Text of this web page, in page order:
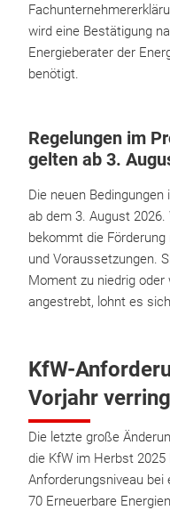
wird eine Bestätigung
Energieberater der
benötigt.
Regelungen im
gelten ab 3.
Die neuen
ab dem 3. August
bekommt die
und Voraussetzungen.
Moment zu niedrig
angestrebt, lohnt es
KfW-
Vorjahr
Die letzte große
die KfW im Herbst
Anforderungsniveau bei
70 Erneuerbare